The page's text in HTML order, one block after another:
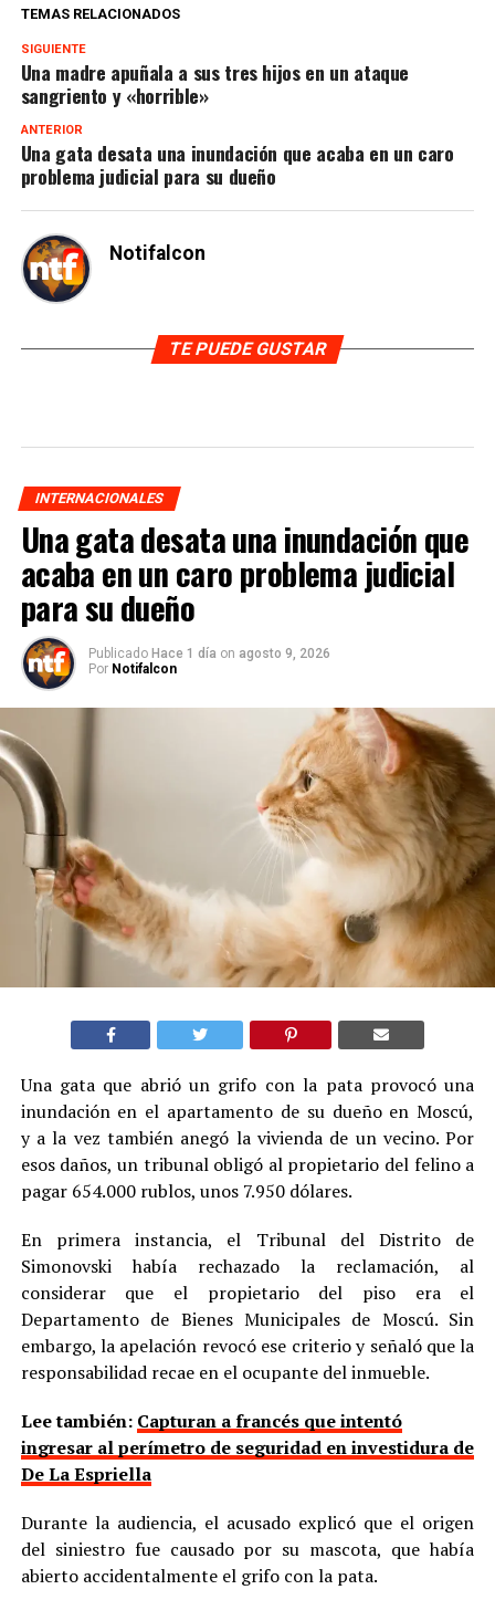
TEMAS RELACIONADOS
SIGUIENTE
Una madre apuñala a sus tres hijos en un ataque
sangriento y «horrible»
ANTERIOR
Una gata desata una inundación que acaba en un caro
problema judicial para su dueño
Notifalcon
TE PUEDE GUSTAR
INTERNACIONALES
Una gata desata una inundación que
acaba en un caro problema judicial
para su dueño
Publicado Hace 1 día on agosto 9, 2026
Por Notifalcon
Una gata que abrió un grifo con la pata provocó una
inundación en el apartamento de su dueño en Moscú,
y a la vez también anegó la vivienda de un vecino. Por
esos daños, un tribunal obligó al propietario del felino a
pagar 654.000 rublos, unos 7.950 dólares.
En primera instancia, el Tribunal del Distrito de
Simonovski había rechazado la reclamación, al
considerar que el propietario del piso era el
Departamento de Bienes Municipales de Moscú. Sin
embargo, la apelación revocó ese criterio y señaló que la
responsabilidad recae en el ocupante del inmueble.
Lee también: Capturan a francés que intentó
ingresar al perímetro de seguridad en investidura de
De La Espriella
Durante la audiencia, el acusado explicó que el origen
del siniestro fue causado por su mascota, que había
abierto accidentalmente el grifo con la pata.